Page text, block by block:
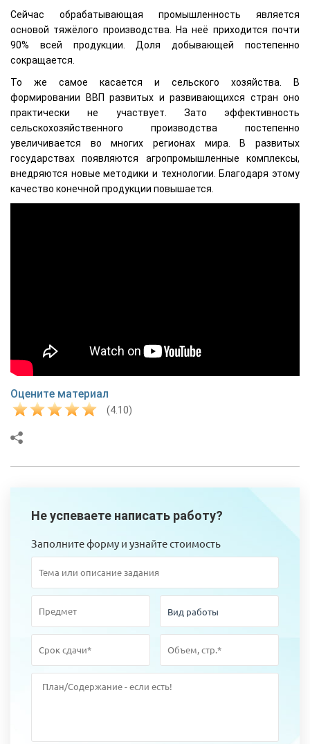
Сейчас обрабатывающая промышленность является
основой тяжёлого производства. На неё приходится почти
90% всей продукции. Доля добывающей постепенно
сокращается.
То же самое касается и сельского хозяйства. В
формировании ВВП развитых и развивающихся стран оно
практически не участвует. Зато эффективность
сельскохозяйственного производства постепенно
увеличивается во многих регионах мира. В развитых
государствах появляются агропромышленные комплексы,
внедряются новые методики и технологии. Благодаря этому
качество конечной продукции повышается.
Оцените материал
(4.10)
Не успеваете написать работу?
Заполните форму и узнайте стоимость